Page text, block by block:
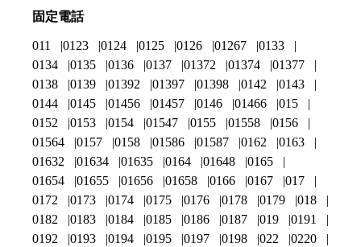
固定電話
011 0123 0124 0125 0126 01267
0133
0134
0135 0136 0137 01372 01374
01377
0138
0139 01392 01397 01398 0142
0143
0144
0145 01456 01457 0146 01466
015
0152
0153 0154 01547 0155 01558
0156
01564
0157 0158 01586 01587 0162
0163
01632
01634 01635 0164 01648
0165
01654
01655 01656 01658 0166 0167
017
0172
0173 0174 0175 0176 0178 0179
018
0182
0183 0184 0185 0186 0187 019
0191
0192
0193 0194 0195 0197 0198 022
0220